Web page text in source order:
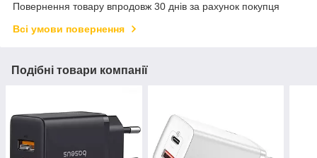
Повернення товару впродовж 30 днів за рахунок покупця
Всі умови повернення
Подібні товари компанії